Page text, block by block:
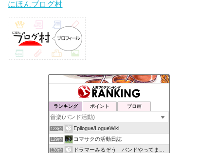
にほんブログ村
ランキング ポイント ブロ画
128位 Epilogue/LogueWiki
129位 コマサクの活動日誌
130位 ドラマーみるぞう バンドやってまするぅ